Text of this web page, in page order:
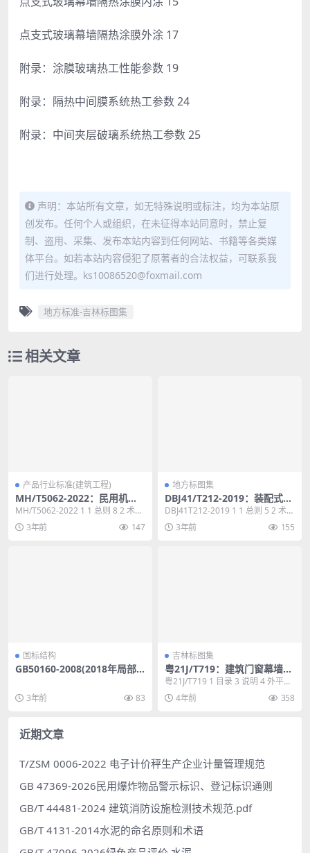
点支式玻璃幕墙隔热涂膜外涂 17
附录：涂膜玻璃热工性能参数 19
附录：隔热中间膜系统热工参数 24
附录：中间夹层破璃系统热工参数 25
声明：本站所有文章，如无特殊说明或标注，均为本站原
创发布。任何个人或组织，在未征得本站同意时，禁止复
制、盗用、采集、发布本站内容到任何网站、书籍等各类媒
体平台。如若本站内容侵犯了原著者的合法权益，可联系我
们进行处理。ks10086520@foxmail.com
地方标准-吉林标图集
相关文章
产品行业标准(建筑工程)
MH/T5062-2022：民用机场
净空障碍物遮蔽原则应用指南
MH/T5062-2022 1 1 总则 8 2 术
语 9 3 遮蔽原则的适用区...
3年前 147
地方标图集
DBJ41/T212-2019：装配式混
凝土夹芯保温外挂墙板应用技
术标准
DBJ41T212-2019 1 1 总则 5 2 术语
和符号 6 2.1 术语...
3年前 155
国标结构
GB50160-2008(2018年局部
标准(2018年局部修订)
3年前 83
吉林标图集
粤21J/T719：建筑门窗幕墙玻
璃隔热涂膜构造
粤21J/T719 1 目录 3 说明 4 外平开
窗隔热涂膜内涂 9 外平开窗隔...
4年前 358
近期文章
T/ZSM 0006-2022 电子计价秤生产企业计量管理规范
GB 47369-2026民用爆炸物品警示标识、登记标识通则
GB/T 44481-2024 建筑消防设施检测技术规范.pdf
GB/T 4131-2014水泥的命名原则和术语